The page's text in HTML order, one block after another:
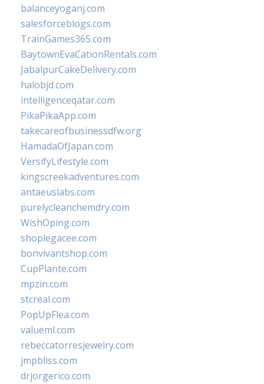
balanceyoganj.com
salesforceblogs.com
TrainGames365.com
BaytownEvaCationRentals.com
JabalpurCakeDelivery.com
halobjd.com
intelligenceqatar.com
PikaPikaApp.com
takecareofbusinessdfw.org
HamadaOfJapan.com
VersifyLifestyle.com
kingscreekadventures.com
antaeuslabs.com
purelycleanchemdry.com
WishOping.com
shoplegacee.com
bonvivantshop.com
CupPlante.com
mpzin.com
stcreal.com
PopUpFlea.com
valueml.com
rebeccatorresjewelry.com
jmpbliss.com
drjorgerico.com